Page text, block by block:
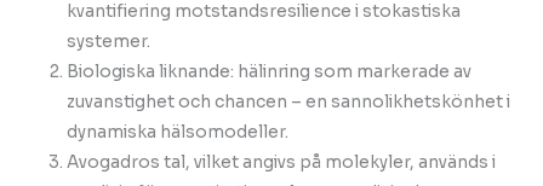
kvantifiering motstandsresilience i stokastiska
systemer.
Biologiska liknande: hälinring som markerade av
zuvanstighet och chancen – en sannolikhetskönhet i
dynamiska hälsomodeller.
Avogadros tal, vilket angivs på molekyler, används i